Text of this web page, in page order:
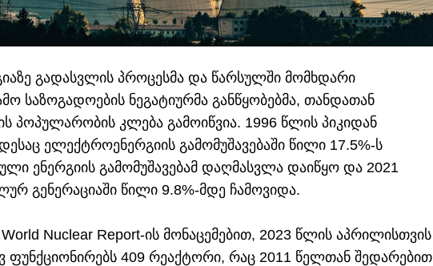
გადასვლის პროცესმა და წარსულში მომხდარი
საზოგადოების ნეგატიურმა განწყობებმა, თანდათან
პოპულარობის კლება გამოიწვია. 1996 წლის პიკიდან
ელექტროენერგიის გამომუშავებაში წილი 17.5%-ს
ენერგიის გამომუშავებამ დაღმასვლა დაიწყო და 2021
გენერაციაში წილი 9.8%-მდე ჩამოვიდა.
World Nuclear Report-ის მონაცემებით, 2023 წლის აპრილისთვის
409 რეაქტორი, რაც 2011 წელთან შედარებით